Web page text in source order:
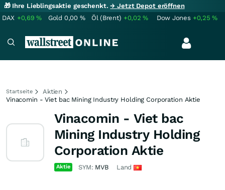
🎁 Ihre Lieblingsaktie geschenkt.→ Jetzt Depot eröffnen
DAX +0,69% Gold 0,00 % Öl (Brent) +0,02% Dow Jones +0,25%
Startseite
Aktien
Vinacomin - Viet bac Mining Industry Holding Corporation Aktie
Vinacomin - Viet bac
Mining Industry Holding
Corporation Aktie
Aktie SYM: MVB Land